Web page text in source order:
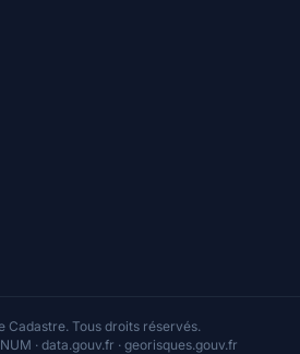
Cadastre. Tous droits réservés.
· data.gouv.fr · georisques.gouv.fr